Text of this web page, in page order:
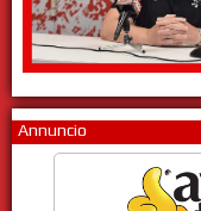
Annuncio